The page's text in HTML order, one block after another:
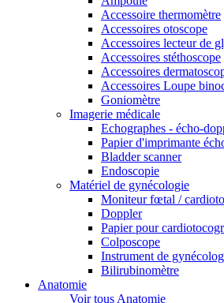
Accessoire thermomètre
Accessoires otoscope
Accessoires lecteur de
Accessoires stéthoscope
Accessoires
Accessoires Loupe
Goniomètre
Imagerie médicale
Echographes - écho-
Papier d'imprimante
Bladder scanner
Endoscopie
Matériel de gynécologie
Moniteur fœtal /
Doppler
Papier pour
Colposcope
Instrument de
Bilirubinomètre
Anatomie
Voir tous Anatomie